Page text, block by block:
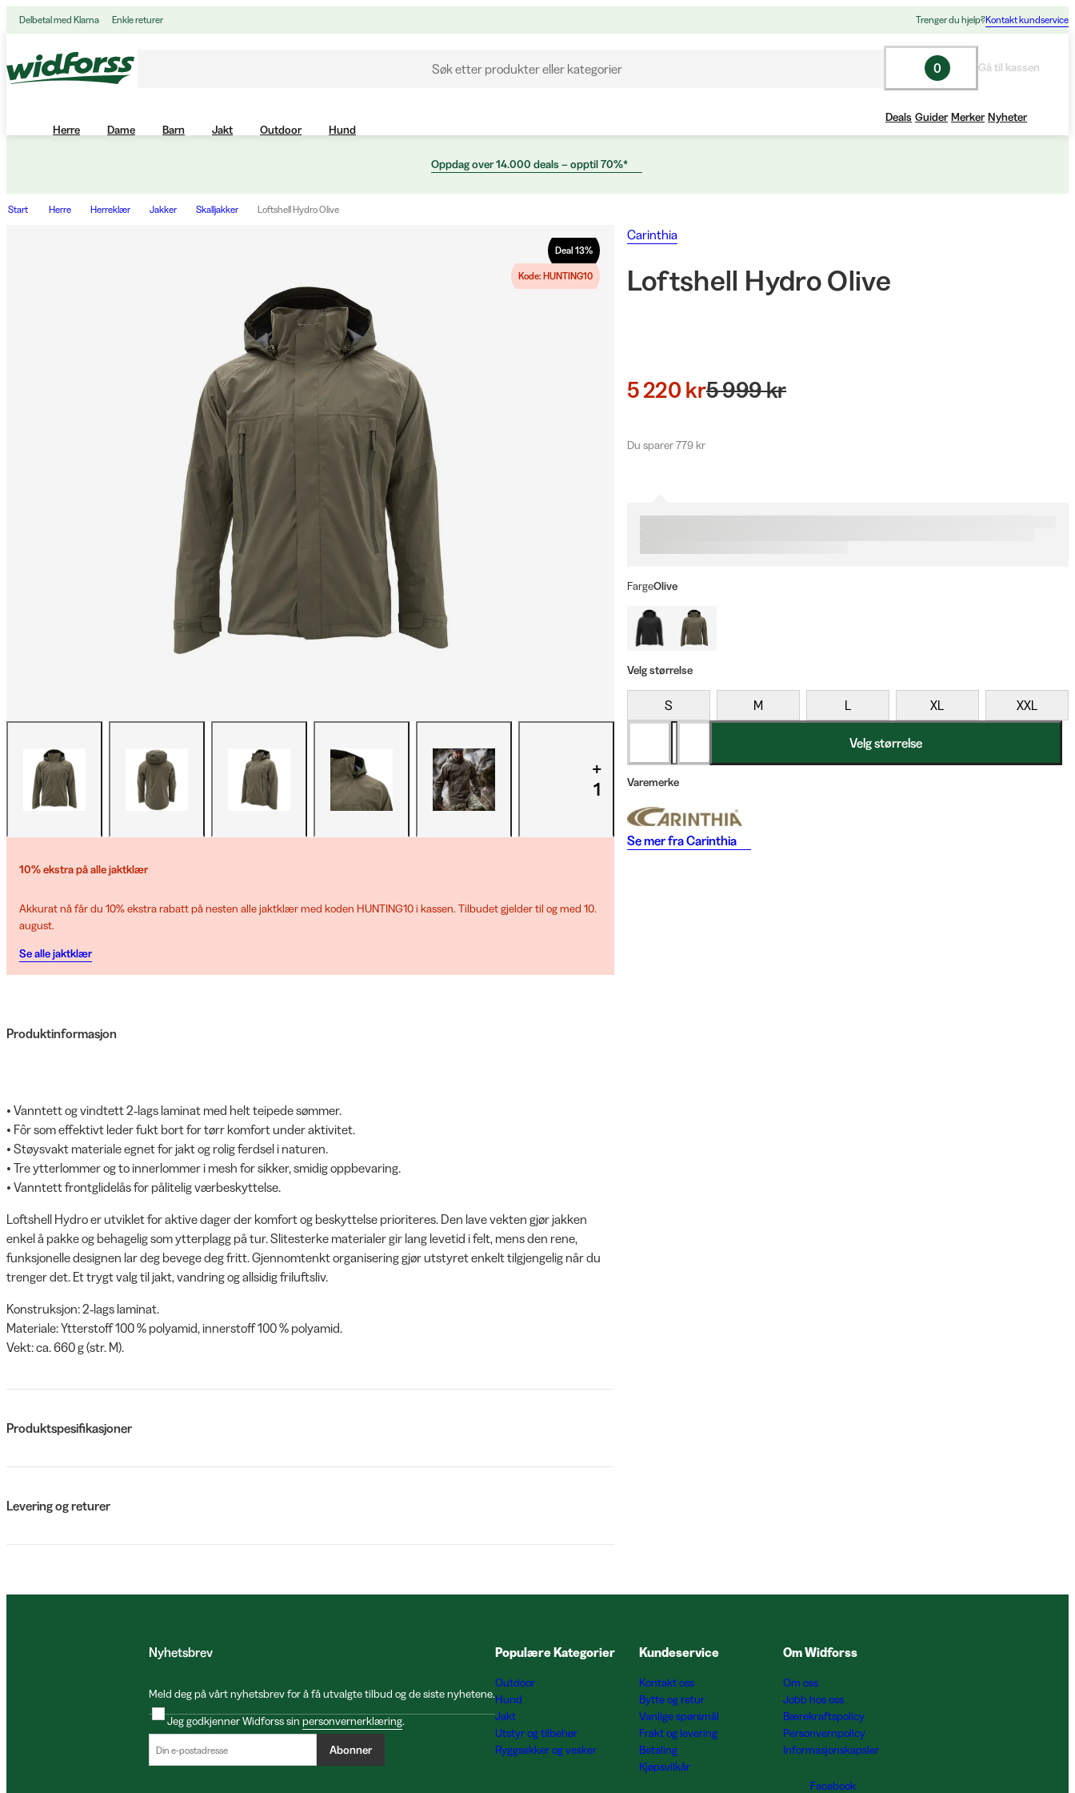
Delbetal med Klarna Enkle returer Trenger du hjelp?Kontakt kundservice
Søk etter produkter eller kategorier 0 Gå til kassen
Herre Dame Barn Jakt Outdoor Hund
Deals Guider Merker Nyheter
Oppdag over 14.000 deals – opptil 70%*
Start Herre Herreklær Jakker Skalljakker Loftshell Hydro Olive
Deal 13%
Kode: HUNTING10
+
1
10% ekstra på alle jaktklær
Akkurat nå får du 10% ekstra rabatt på nesten alle jaktklær med koden HUNTING10 i kassen. Tilbudet gjelder til og med 10.
august.
Se alle jaktklær
Produktinformasjon
• Vanntett og vindtett 2‑lags laminat med helt teipede sømmer.
• Fôr som effektivt leder fukt bort for tørr komfort under aktivitet.
• Støysvakt materiale egnet for jakt og rolig ferdsel i naturen.
• Tre ytterlommer og to innerlommer i mesh for sikker, smidig oppbevaring.
• Vanntett frontglidelås for pålitelig værbeskyttelse.
Loftshell Hydro er utviklet for aktive dager der komfort og beskyttelse prioriteres. Den lave vekten gjør jakken
enkel å pakke og behagelig som ytterplagg på tur. Slitesterke materialer gir lang levetid i felt, mens den rene,
funksjonelle designen lar deg bevege deg fritt. Gjennomtenkt organisering gjør utstyret enkelt tilgjengelig når du
trenger det. Et trygt valg til jakt, vandring og allsidig friluftsliv.
Konstruksjon: 2‑lags laminat.
Materiale: Ytterstoff 100 % polyamid, innerstoff 100 % polyamid.
Vekt: ca. 660 g (str. M).
Produktspesifikasjoner
Levering og returer
Carinthia
Loftshell Hydro Olive
5 220 kr5 999 kr
Du sparer 779 kr
FargeOlive
Velg størrelse
S M L XL XXL
Velg størrelse
Varemerke
Se mer fraCarinthia
Nyhetsbrev
Meld deg på vårt nyhetsbrev for å få utvalgte tilbud og de siste nyhetene.
Jeg godkjenner Widforss sin personvernerklæring.
Abonner
Populære Kategorier
Outdoor
Hund
Jakt
Utstyr og tilbehør
Ryggsekker og vesker
Kundeservice
Kontakt oss
Bytte og retur
Vanlige spørsmål
Frakt og levering
Betaling
Kjøpsvilkår
Om Widforss
Om oss
Jobb hos oss
Bærekraftspolicy
Personvernpolicy
Informasjonskapsler
Facebook